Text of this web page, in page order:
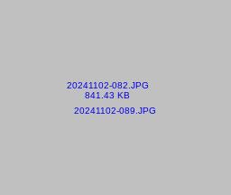
20241102-082.JPG
841.43 KB